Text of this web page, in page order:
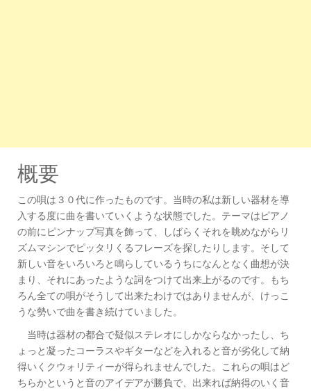
概要
この唄は３０代に作ったものです。当時の私は新しい器材を導
入する度に曲を書いていくような状態でした。テーマはピアノ
の前にピンナップ写真を飾って、しばらくそれを眺めながらリ
ズムマシンでピッタリくるフレーズを探したりします。そして
新しい音をいろいろと鳴らしているうちになんとなく曲想が決
まり、それにあったような詞をつけて出来上がるのです。もち
ろん全ての唄がそうして出来たわけではありませんが、けっこ
うな勢いで曲を書き続けていました。
当時は器材の都合で疑似ステレオにしかならなかったし、ち
ょっと凝ったコーラスやギターなどを入れると音が劣化して納
得いくクウォリティーが得られませんでした。これらの唄はど
ちらかというと音のアイデアが勝負で、出来れば納得のいく音